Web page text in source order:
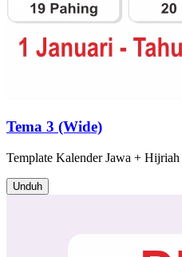
Tema 3 (Wide)
Template Kalender Jawa + Hijriah
Unduh